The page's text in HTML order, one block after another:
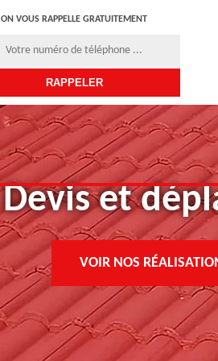
ON VOUS RAPPELLE GRATUITEMENT
Devis et
VOIR NOS